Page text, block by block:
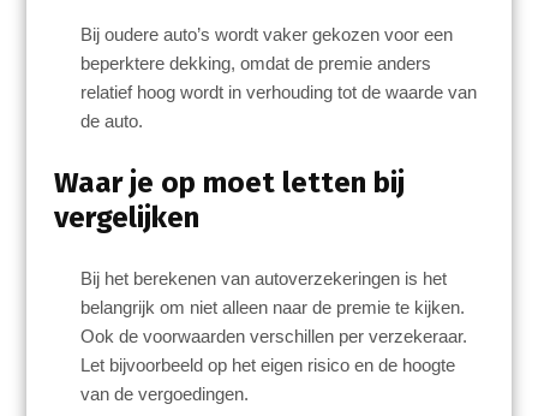
Bij oudere auto’s wordt vaker gekozen voor een
beperktere dekking, omdat de premie anders
relatief hoog wordt in verhouding tot de waarde van
de auto.
Waar je op moet letten bij
vergelijken
Bij het berekenen van autoverzekeringen is het
belangrijk om niet alleen naar de premie te kijken.
Ook de voorwaarden verschillen per verzekeraar.
Let bijvoorbeeld op het eigen risico en de hoogte
van de vergoedingen.